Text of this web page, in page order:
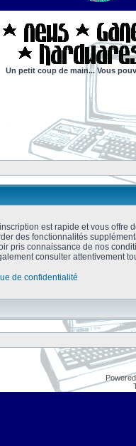
Un petit coup de main... Vous
est rapide et vous offre
des fonctionnalités
pris connaissance de nos
consulter attentivement
de confidentialité